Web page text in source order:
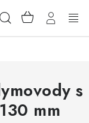
Hľadať NÁKUPNÝ
KOŠÍK
s
mm